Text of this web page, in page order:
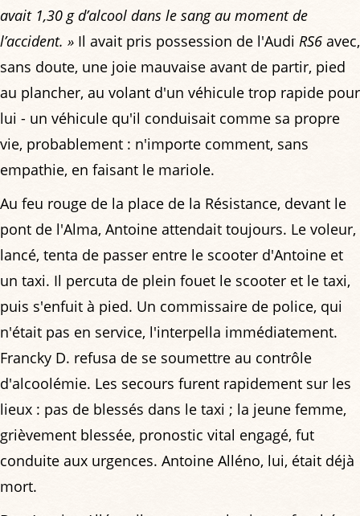
avait 1,30 g d’alcool dans le sang au moment de
l’accident. » Il avait pris possession de l'Audi RS6 avec,
sans doute, une joie mauvaise avant de partir, pied
au plancher, au volant d'un véhicule trop rapide pour
lui - un véhicule qu'il conduisait comme sa propre
vie, probablement : n'importe comment, sans
empathie, en faisant le mariole.
Au feu rouge de la place de la Résistance, devant le
pont de l'Alma, Antoine attendait toujours. Le voleur,
lancé, tenta de passer entre le scooter d'Antoine et
un taxi. Il percuta de plein fouet le scooter et le taxi,
puis s'enfuit à pied. Un commissaire de police, qui
n'était pas en service, l'interpella immédiatement.
Francky D. refusa de se soumettre au contrôle
d'alcoolémie. Les secours furent rapidement sur les
lieux : pas de blessés dans le taxi ; la jeune femme,
grièvement blessée, pronostic vital engagé, fut
conduite aux urgences. Antoine Alléno, lui, était déjà
mort.